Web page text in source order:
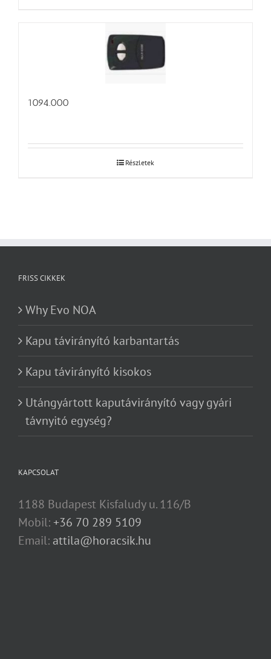
1094.000
Részletek
FRISS CIKKEK
Why Evo NOA
Kapu távirányító karbantartás
Kapu távirányító kisokos
Utángyártott kaputávirányító vagy gyári
távnyitó egység?
KAPCSOLAT
1188 Budapest Kisfaludy u. 116/B
Mobil:+36 70 289 5109
Email: attila@horacsik.hu